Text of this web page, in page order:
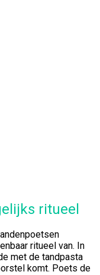
ritueel
ritueel van. In
met de tandpasta
komt. Poets de